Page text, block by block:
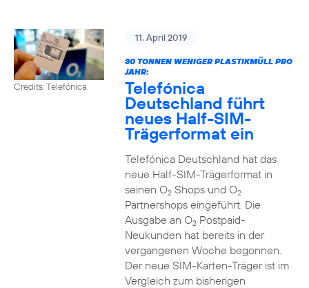
Credits: Telefónica
11. April 2019
30 TONNEN WENIGER PLASTIKMÜLL PRO
JAHR:
Telefónica
Deutschland führt
neues Half-SIM-
Trägerformat ein
Telefónica Deutschland hat das
neue Half-SIM-Trägerformat in
seinen O2Shops und O2
Partnershops eingeführt. Die
Ausgabe an O2Postpaid-
Neukunden hat bereits in der
vergangenen Woche begonnen.
Der neue SIM-Karten-Träger ist im
Vergleich zum bisherigen